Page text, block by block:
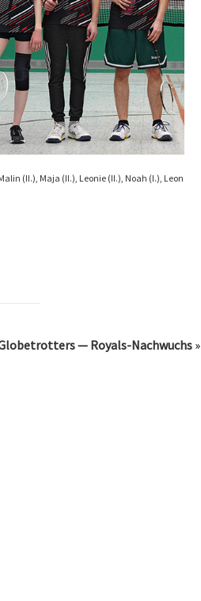
(II.), Maja (II.), Leonie (II.), Noah (I.), Leon
— Royals-Nachwuchs»